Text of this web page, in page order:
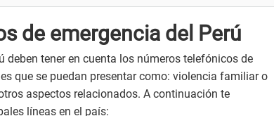
de emergencia del Perú
deben tener en cuenta los números telefónicos de
que se puedan presentar como: violencia familiar o
aspectos relacionados. A continuación te
líneas en el país: